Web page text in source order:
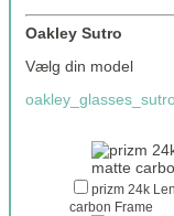
Oakley Sutro
Vælg din model
prizm 24k
carbon Frame